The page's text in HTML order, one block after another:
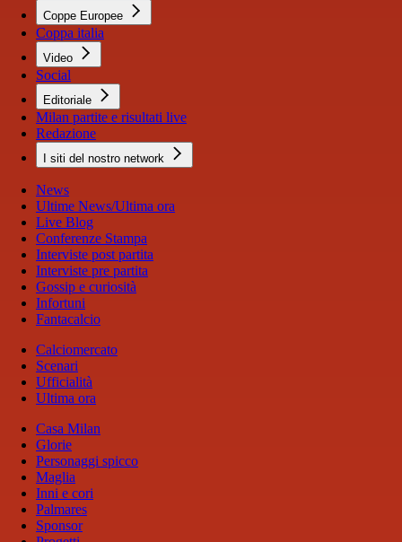
Coppe Europee
Coppa italia
Video
Social
Editoriale
Milan partite e risultati live
Redazione
I siti del nostro network
News
Ultime News/Ultima ora
Live Blog
Conferenze Stampa
Interviste post partita
Interviste pre partita
Gossip e curiosità
Infortuni
Fantacalcio
Calciomercato
Scenari
Ufficialità
Ultima ora
Casa Milan
Glorie
Personaggi spicco
Maglia
Inni e cori
Palmares
Sponsor